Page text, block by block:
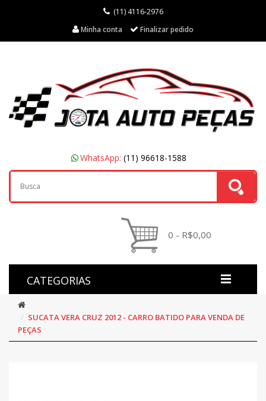
(11) 4116-2976
Minha conta
Finalizar pedido
WhatsApp: (11) 96618-1588
0 - R$0,00
CATEGORIAS
SUCATA VERA CRUZ 2012 - CARRO BATIDO PARA VENDA DE
PEÇAS